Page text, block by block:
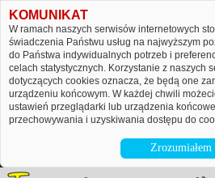
KOMUNIKAT
W ramach naszych serwisów internetowych
świadczenia Państwu usług na najwyższym
do Państwa indywidualnych potrzeb i
celach statystycznych. Korzystanie z naszych
dotyczących cookies oznacza, że będą one
urządzeniu końcowym. W każdej chwili
ustawień przeglądarki lub urządzenia
przechowywania i uzyskiwania dostępu do
Zrozumiałem